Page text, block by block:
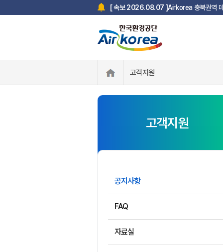
[ 속보 2026.08.07 ]Airkorea 충북권역
[ 속보 2025.07.18 ]
고객지원
고객지원
공지사항
FAQ
자료실